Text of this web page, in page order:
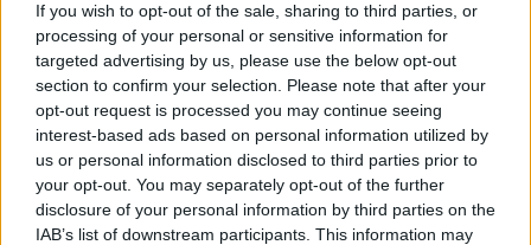
If you wish to opt-out of the sale, sharing to third parties, or
processing of your personal or sensitive information for
targeted advertising by us, please use the below opt-out
section to confirm your selection. Please note that after your
opt-out request is processed you may continue seeing
interest-based ads based on personal information utilized by
us or personal information disclosed to third parties prior to
your opt-out. You may separately opt-out of the further
disclosure of your personal information by third parties on the
IAB’s list of downstream participants. This information may
12. M O R
I
13. M O R
O
14. O R C
O
15.
O R S
O
16. R I C
O
17.
R I S
O